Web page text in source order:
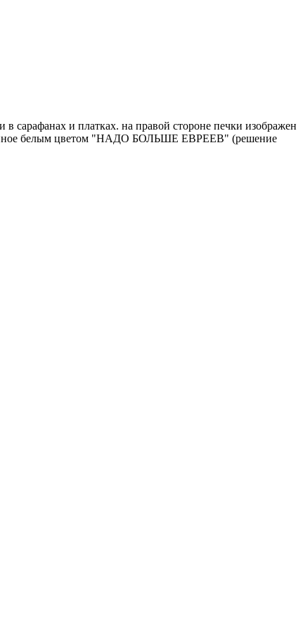
сарафанах и платках. на правой стороне печки изображен
белым цветом "НАДО БОЛЬШЕ ЕВРЕЕВ" (решение